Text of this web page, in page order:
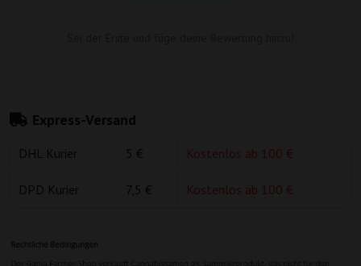
Express-Versand
DHL Kurier 5 € Kostenlos ab 100 €
DPD Kurier 7,5 € Kostenlos ab 100 €